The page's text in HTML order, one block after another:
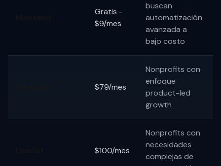
Gratis -
$9/mes
buscan
automatización
avanzada a
bajo costo
$79/mes
Nonprofits con
enfoque
product-led
growth
$100/mes
Nonprofits con
necesidades
complejas de